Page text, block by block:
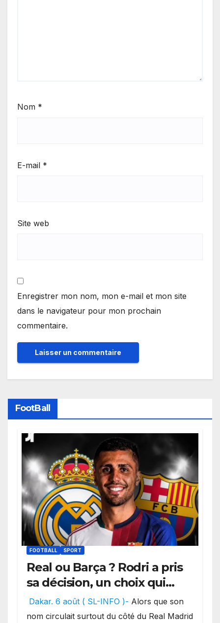
Nom *
E-mail *
Site web
Enregistrer mon nom, mon e-mail et mon site
dans le navigateur pour mon prochain
commentaire.
FootBall
FOOTBALL SPORT
Real ou Barça ? Rodri a pris
sa décision, un choix qui
pourrait faire grand bruit
sur le marché des
Dakar. 6 août ( SL-INFO )- Alors que son
nom circulait surtout du côté du Real Madrid